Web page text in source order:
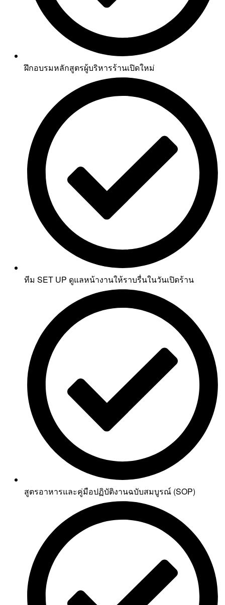
ฝึกอบรมหลักสูตรผู้บริหารร้านเปิดใหม่
ทีม SET UP ดูแลหน้างานให้ราบรื่นในวันเปิดร้าน
สูตรอาหารและคู่มือปฏิบัติงานฉบับสมบูรณ์ (SOP)